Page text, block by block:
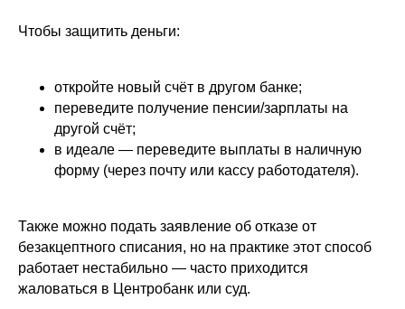
Чтобы защитить деньги:
откройте новый счёт в другом банке;
переведите получение пенсии/зарплаты на
другой счёт;
в идеале — переведите выплаты в наличную
форму (через почту или кассу работодателя).
Также можно подать заявление об отказе от
безакцептного списания, но на практике этот способ
работает нестабильно — часто приходится
жаловаться в Центробанк или суд.